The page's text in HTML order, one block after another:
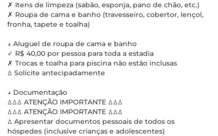
✗ Itens de limpeza (sabão, esponja, pano de chão, etc.)
✗ Roupa de cama e banho (travesseiro, cobertor, lençol,
fronha, tapete e toalha)
↓ Aluguel de roupa de cama e banho
✓ R$ 40,00 por pessoa para toda a estadia
✗ Trocas e toalha para piscina não estão inclusas
ꕔ Solicite antecipadamente
↓ Documentação
ꕔꕔꕔ ATENÇÃO IMPORTANTE ꕔꕔꕔ
ꕔꕔꕔ ATENÇÃO IMPORTANTE ꕔꕔꕔ
ꕔ Apresentar documentos pessoais de todos os
hóspedes (inclusive crianças e adolescentes)